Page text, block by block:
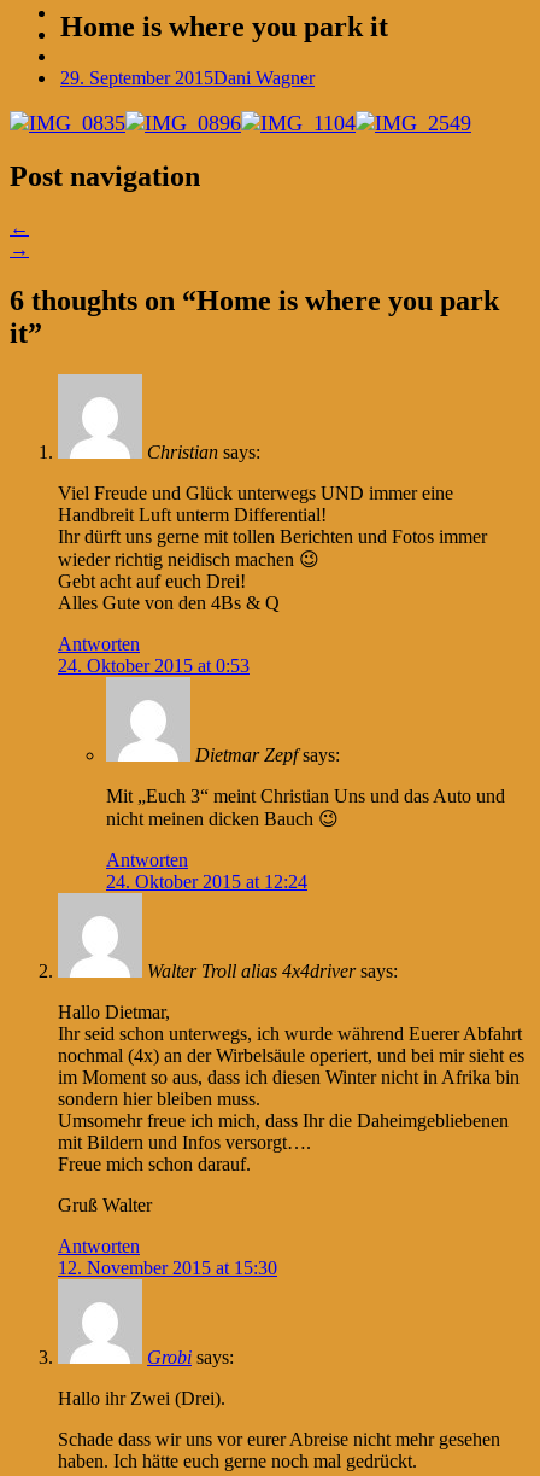
Home is where you park it
29. September 2015Dani Wagner
Post navigation
←
→
6 thoughts on “Home is where you park
it”
Christian says:
Viel Freude und Glück unterwegs UND immer eine
Handbreit Luft unterm Differential!
Ihr dürft uns gerne mit tollen Berichten und Fotos immer
wieder richtig neidisch machen 😉
Gebt acht auf euch Drei!
Alles Gute von den 4Bs & Q
Antworten
24. Oktober 2015 at 0:53
Dietmar Zepf says:
Mit „Euch 3“ meint Christian Uns und das Auto und
nicht meinen dicken Bauch 😉
Antworten
24. Oktober 2015 at 12:24
Walter Troll alias 4x4driver says:
Hallo Dietmar,
Ihr seid schon unterwegs, ich wurde während Euerer Abfahrt
nochmal (4x) an der Wirbelsäule operiert, und bei mir sieht es
im Moment so aus, dass ich diesen Winter nicht in Afrika bin
sondern hier bleiben muss.
Umsomehr freue ich mich, dass Ihr die Daheimgebliebenen
mit Bildern und Infos versorgt….
Freue mich schon darauf.
Gruß Walter
Antworten
12. November 2015 at 15:30
Grobi says:
Hallo ihr Zwei (Drei).
Schade dass wir uns vor eurer Abreise nicht mehr gesehen
haben. Ich hätte euch gerne noch mal gedrückt.